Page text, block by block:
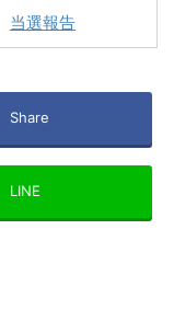
当選報告
Share
LINE